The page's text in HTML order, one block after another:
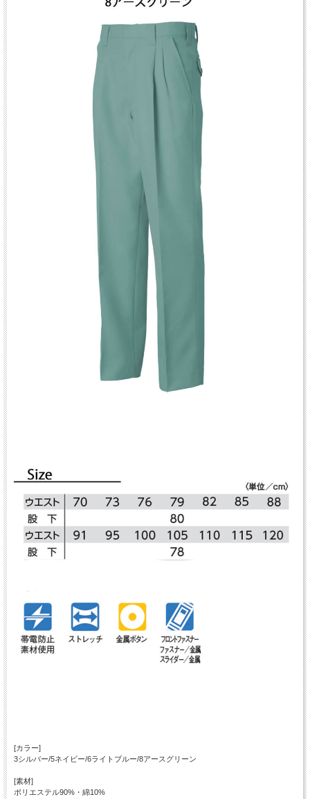
[カラー]
3シルバー/5ネイビー/6ライトブルー/8アースグリーン
[素材]
ポリエステル90%・綿10%